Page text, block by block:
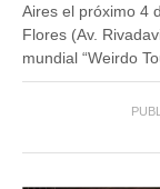
Aires el próximo 4
Flores (Av.
mundial “Weirdo